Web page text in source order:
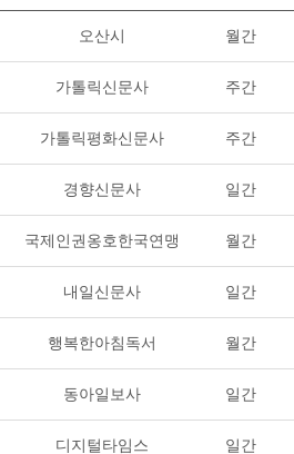
오산시 월간
가톨릭신문사 주간
가톨릭평화신문사 주간
경향신문사 일간
국제인권옹호한국연맹 월간
내일신문사 일간
행복한아침독서 월간
동아일보사 일간
디지털타임스 일간